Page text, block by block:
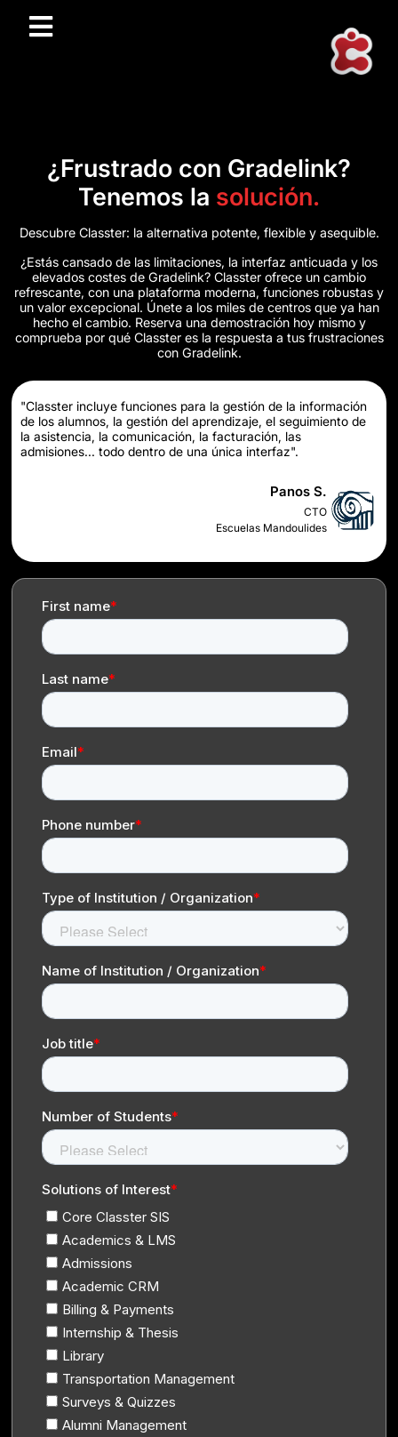
¿Frustrado con Gradelink?
Tenemos la solución.
Descubre Classter: la alternativa potente, flexible y asequible.
¿Estás cansado de las limitaciones, la interfaz anticuada y los
elevados costes de Gradelink? Classter ofrece un cambio
refrescante, con una plataforma moderna, funciones robustas y
un valor excepcional. Únete a los miles de centros que ya han
hecho el cambio. Reserva una demostración hoy mismo y
comprueba por qué Classter es la respuesta a tus frustraciones
con Gradelink.
"Classter incluye funciones para la gestión de la información
de los alumnos, la gestión del aprendizaje, el seguimiento de
la asistencia, la comunicación, la facturación, las
admisiones... todo dentro de una única interfaz".
Panos S.
CTO
Escuelas Mandoulides